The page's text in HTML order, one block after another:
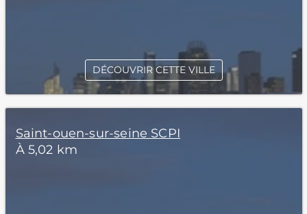
DÉCOUVRIR CETTE VILLE
Saint-ouen-sur-seine SCPI
À 5,02 km